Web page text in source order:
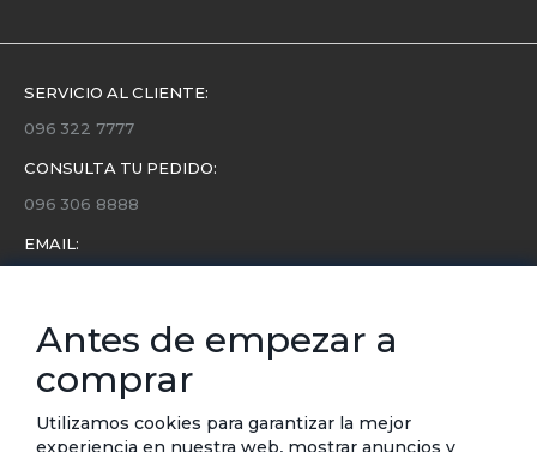
SERVICIO AL CLIENTE:
096 322 7777
CONSULTA TU PEDIDO:
096 306 8888
EMAIL:
Conoce toda la información sobre últimas colecciones,
eventos y ofertas.
Subscríbete a nuestro newsletter
Antes de empezar a
comprar
Utilizamos cookies para garantizar la mejor
experiencia en nuestra web, mostrar anuncios y